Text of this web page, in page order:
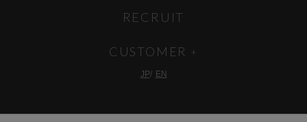
RECRUIT
CUSTOMER
JP EN